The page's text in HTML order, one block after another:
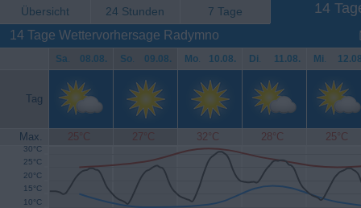
Übersicht 24 Stunden 7 Tage 14
14 Tage Wettervorhersage Radymno
Sa. 08.08. So. 09.08. Mo. 10.08. Di. 11.08. Mi.
Tag
Max. 25°C 27°C 32°C 28°C 25°C
10°C
15°C
20°C
25°C
30°C